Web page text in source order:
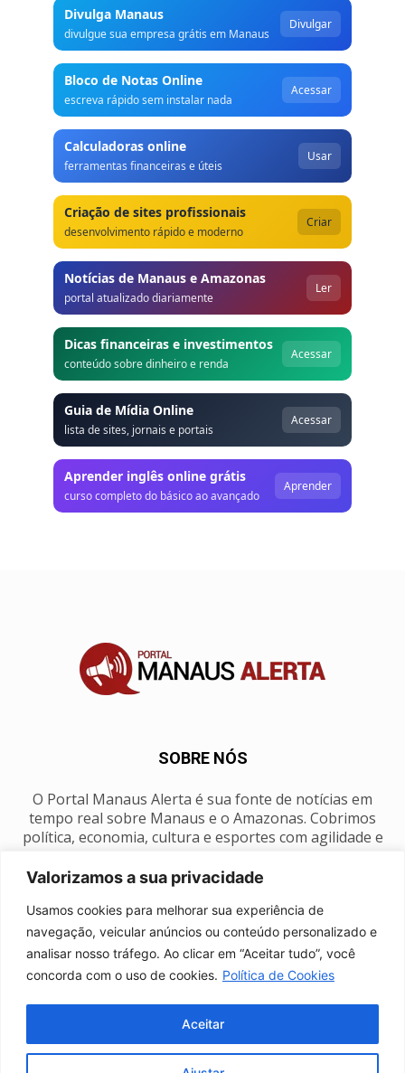
Valorizamos a sua privacidade
Usamos cookies para melhorar sua experiência de
navegação, veicular anúncios ou conteúdo personalizado e
analisar nosso tráfego. Ao clicar em “Aceitar tudo”, você
concorda com o uso de cookies. Política de Cookies
Aceitar
Divulga Manaus
divulgue sua empresa grátis em Manaus
Divulgar
Bloco de Notas Online
escreva rápido sem instalar nada
Acessar
Calculadoras online
ferramentas financeiras e úteis
Usar
Criação de sites profissionais
desenvolvimento rápido e moderno
Criar
Notícias de Manaus e Amazonas
portal atualizado diariamente
Ler
Dicas financeiras e investimentos
conteúdo sobre dinheiro e renda
Acessar
Guia de Mídia Online
lista de sites, jornais e portais
Acessar
Aprender inglês online grátis
curso completo do básico ao avançado
Aprender
SOBRE NÓS
O Portal Manaus Alerta é sua fonte de notícias em
tempo real sobre Manaus e o Amazonas. Cobrimos
política, economia, cultura e esportes com agilidade e
SIGA-NOS